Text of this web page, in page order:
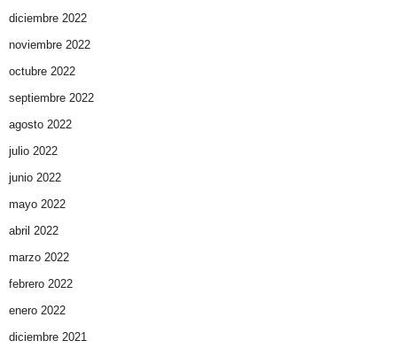
diciembre 2022
noviembre 2022
octubre 2022
septiembre 2022
agosto 2022
julio 2022
junio 2022
mayo 2022
abril 2022
marzo 2022
febrero 2022
enero 2022
diciembre 2021